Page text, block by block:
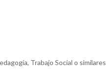
Trabajo Social o similares